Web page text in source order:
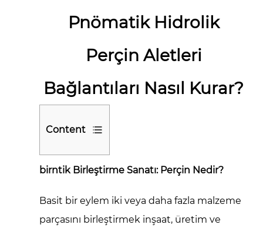
Pnömatik Hidrolik
Perçin Aletleri
Bağlantıları Nasıl Kurar?
Content
1
birntik
Sanatı:
Perçin
birntik Birleştirme Sanatı: Perçin Nedir?
Basit bir eylem iki veya daha fazla malzeme
parçasını birleştirmek inşaat, üretim ve